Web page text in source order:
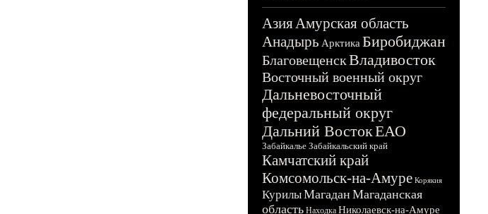
АзияАмурская область
Анадырь Арктика Биробиджан
БлаговещенскВладивосток
Восточный военный округ
Дальневосточный
федеральный округ
Дальний ВостокЕАО
Забайкалье Забайкальский край
Камчатский край
Комсомольск-на-Амуре Корякия
КурилыМагадан Магаданская
область Находка Николаевск-на-Амуре